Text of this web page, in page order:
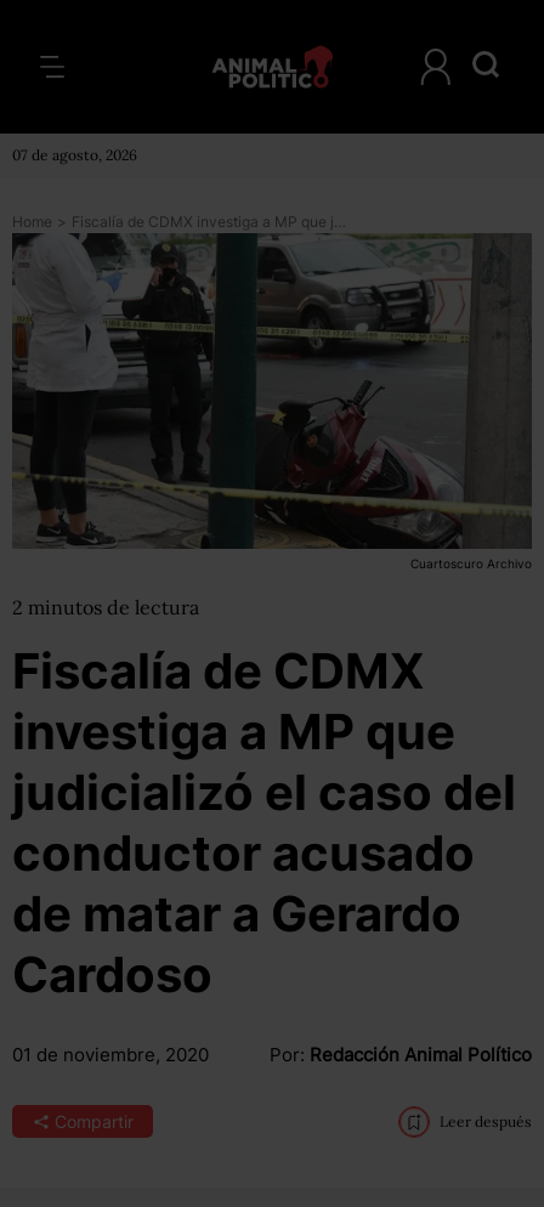
07 de agosto, 2026
Home > Fiscalía de CDMX investiga a MP que judicializó el caso del conductor acusado de matar a Gerardo Cardoso
Cuartoscuro Archivo
2 minutos de lectura
Fiscalía de CDMX
investiga a MP que
judicializó el caso del
conductor acusado
de matar a Gerardo
Cardoso
01 de noviembre, 2020 Por: Redacción Animal Político
Compartir Leer después